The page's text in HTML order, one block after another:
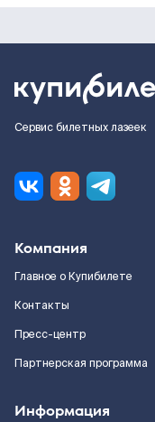
Сервис билетных лазеек
Компания
Главное о Купибилете
Контакты
Пресс-центр
Партнерская программа
Информация